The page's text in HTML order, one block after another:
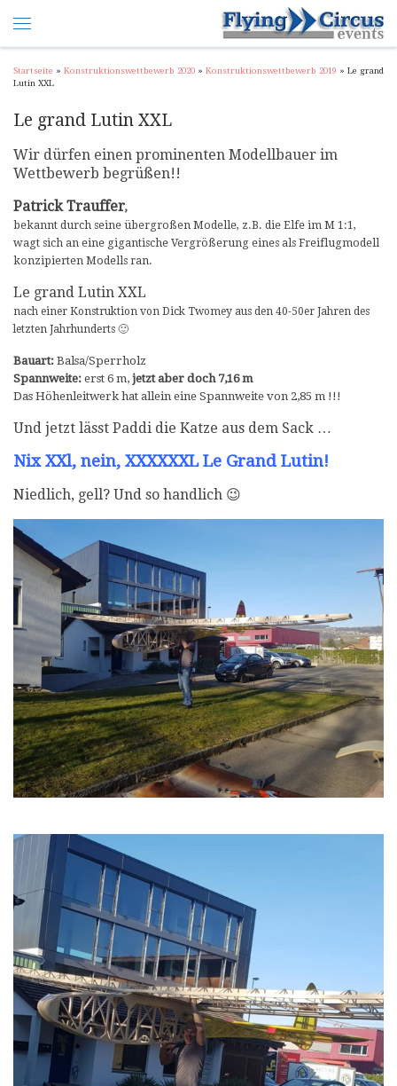
Startseite » Konstruktionswettbewerb 2020 » Konstruktionswettbewerb 2019 » Le grand
Lutin XXL
Le grand Lutin XXL
Wir dürfen einen prominenten Modellbauer im
Wettbewerb begrüßen!!
Patrick Trauffer,
bekannt durch seine übergroßen Modelle, z.B. die Elfe im M 1:1,
wagt sich an eine gigantische Vergrößerung eines als Freiflugmodell
konzipierten Modells ran.
Le grand Lutin XXL
nach einer Konstruktion von Dick Twomey aus den 40-50er Jahren des
letzten Jahrhunderts 🙂
Bauart: Balsa/Sperrholz
Spannweite: erst 6 m, jetzt aber doch 7,16 m
Das Höhenleitwerk hat allein eine Spannweite von 2,85 m !!!
Und jetzt lässt Paddi die Katze aus dem Sack …
Nix XXl, nein, XXXXXXL Le Grand Lutin!
Niedlich, gell? Und so handlich 😉